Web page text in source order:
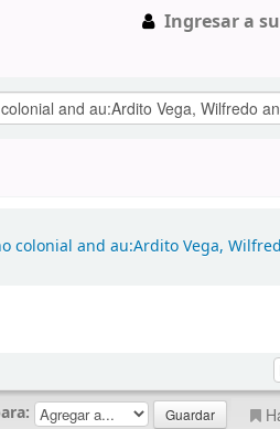
Ingresar a
colonial and au:Ardito Vega,